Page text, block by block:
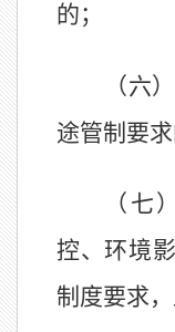
的；
（六
途管制要求
（七
控、环境
制度要求